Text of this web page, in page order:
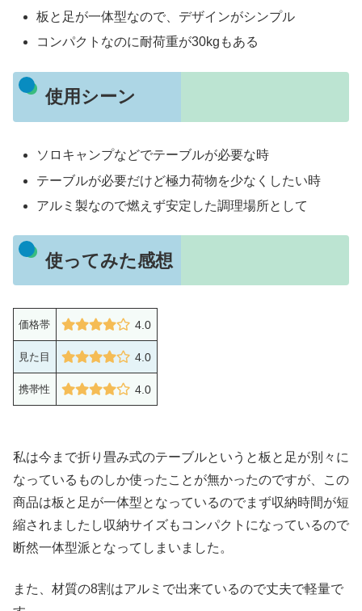
板と足が一体型なので、デザインがシンプル
コンパクトなのに耐荷重が30kgもある
使用シーン
ソロキャンプなどでテーブルが必要な時
テーブルが必要だけど極力荷物を少なくしたい時
アルミ製なので燃えず安定した調理場所として
使ってみた感想
価格帯 4.0
見た目 4.0
携帯性 4.0
私は今まで折り畳み式のテーブルというと板と足が別々に
なっているものしか使ったことが無かったのですが、この
商品は板と足が一体型となっているのでまず収納時間が短
縮されましたし収納サイズもコンパクトになっているので
断然一体型派となってしまいました。
また、材質の8割はアルミで出来ているので丈夫で軽量で